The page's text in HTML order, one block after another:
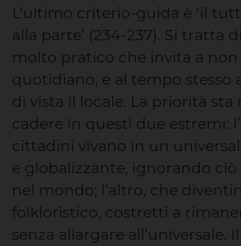
L’ultimo criterio-guida è ‘il
alla parte’ (234-237). Si tratta
molto pratico che invita a non
quotidiano, e al tempo stesso
di vista il locale. La priorità sta
cadere in questi due estremi:
cittadini vivano in un
e globalizzante, ignorando ciò
nel mondo; l’altro, che
folkloristico, costretti a
senza allargare all’universale.